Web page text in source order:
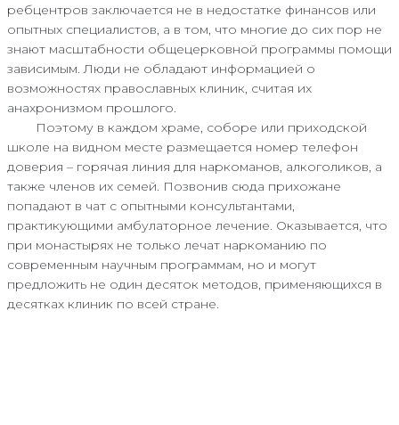
ребцентров заключается не в недостатке финансов или
опытных специалистов, а в том, что многие до сих пор не
знают масштабности общецерковной программы помощи
зависимым. Люди не обладают информацией о
возможностях православных клиник, считая их
анахронизмом прошлого.
Поэтому в каждом храме, соборе или приходской
школе на видном месте размещается номер телефон
доверия – горячая линия для наркоманов, алкоголиков, а
также членов их семей. Позвонив сюда прихожане
попадают в чат с опытными консультантами,
практикующими амбулаторное лечение. Оказывается, что
при монастырях не только лечат наркоманию по
современным научным программам, но и могут
предложить не один десяток методов, применяющихся в
десятках клиник по всей стране.